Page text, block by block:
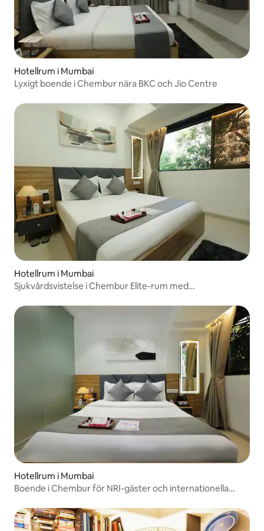
Hotellrum i Mumbai
Lyxigt boende i Chembur nära BKC och Jio Centre
Hotellrum i Mumbai
Sjukvårdsvistelse i Chembur Elite-rum med
Hotellrum i Mumbai
Boende i Chembur för NRI-gäster och internationella